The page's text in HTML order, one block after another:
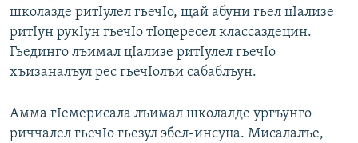
школазде ритIулел гьечIо, щай абуни гьел цIализе
ритIун рукIун гьечIо тIоцересел классаздецин.
Гьединго лъимал цIализе ритIулел гьечIо
хъизаналъул рес гьечIолъи сабаблъун.
Амма гIемерисала лъимал школалде ургъунго
риччалел гьечIо гьезул эбел-инсуца. Мисалалъе,